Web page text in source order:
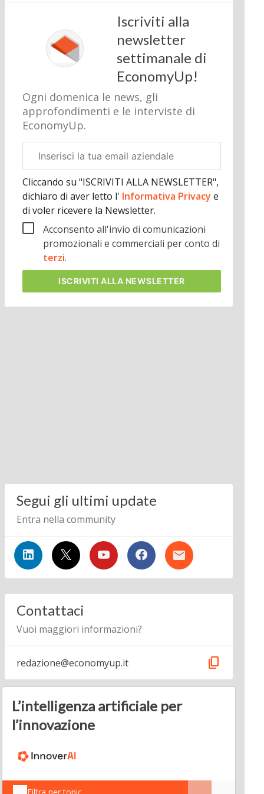
Iscriviti alla
newsletter
settimanale di
EconomyUp!
Ogni domenica le news, gli
approfondimenti e le interviste di
EconomyUp.
aziendale
Cliccando su "ISCRIVITI ALLA NEWSLETTER",
dichiaro di aver letto l' Informativa Privacye
di voler ricevere la Newsletter.
Acconsento all'invio di comunicazioni
promozionali e commerciali per conto di
terzi.
ISCRIVITIALLA NEWSLETTER
Segui gli ultimi update
Entra nella community
Contattaci
Vuoi maggiori informazioni?
redazione@economyup.it content_copy
L’intelligenza artificiale per
l’innovazione